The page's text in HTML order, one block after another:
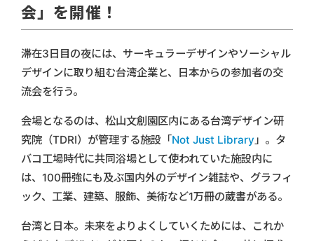
会」を開催！
滞在3日目の夜には、サーキュラーデザインやソーシャル
デザインに取り組む台湾企業と、日本からの参加者の交
流会を行う。
会場となるのは、松山文創園区内にある台湾デザイン研
究院（TDRI）が管理する施設「Not Just Library 」。タ
バコ工場時代に共同浴場として使われていた施設内に
は、100冊強にも及ぶ国内外のデザイン雑誌や、グラフィ
ック、工業、建築、服飾、美術など1万冊の蔵書がある。
台湾と日本。未来をよりよくしていくためには、これか